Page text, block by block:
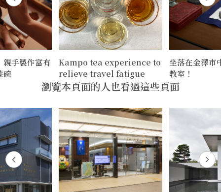
親手製作富有
碗
Kampo tea experience to
relieve travel fatigue
坐落在金澤市
教室！
瀏覽本頁面的人也看過這些頁面